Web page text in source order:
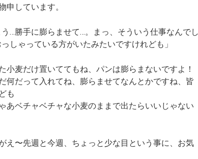
申しています。
…勝手に膨らませて…。まっ、そういう仕事なんでし
しゃっている方がいたみたいですけれども」
麦だけ置いててもね、パンは膨らまないですよ！
だって入れてね、膨らませてなんとかですね、皆
も
ベチャベチャな小麦のままで出たらいいじゃない
〜先週と今週、ちょっと少な目という事に、お気